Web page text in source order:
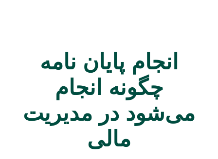
انجام پایان نامه
چگونه انجام
می‌شود در مدیریت
مالی